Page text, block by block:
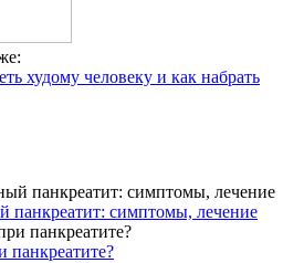
худому человеку и как набрать
панкреатит: симптомы, лечение
панкреатите?